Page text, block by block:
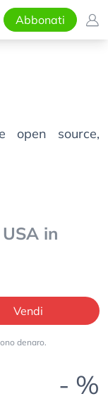
Abbonati
open source,
in
Vendi
denaro.
- %